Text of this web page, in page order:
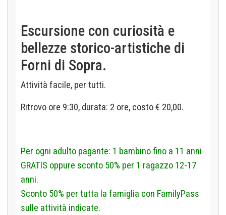
Escursione con curiosità e
bellezze storico-artistiche di
Forni di Sopra.
Attività facile, per tutti.
Ritrovo ore 9:30, durata: 2 ore, costo € 20,00.
Per ogni adulto pagante: 1 bambino fino a 11 anni
GRATIS oppure sconto 50% per 1 ragazzo 12-17
anni.
Sconto 50% per tutta la famiglia con FamilyPass
sulle attività indicate.